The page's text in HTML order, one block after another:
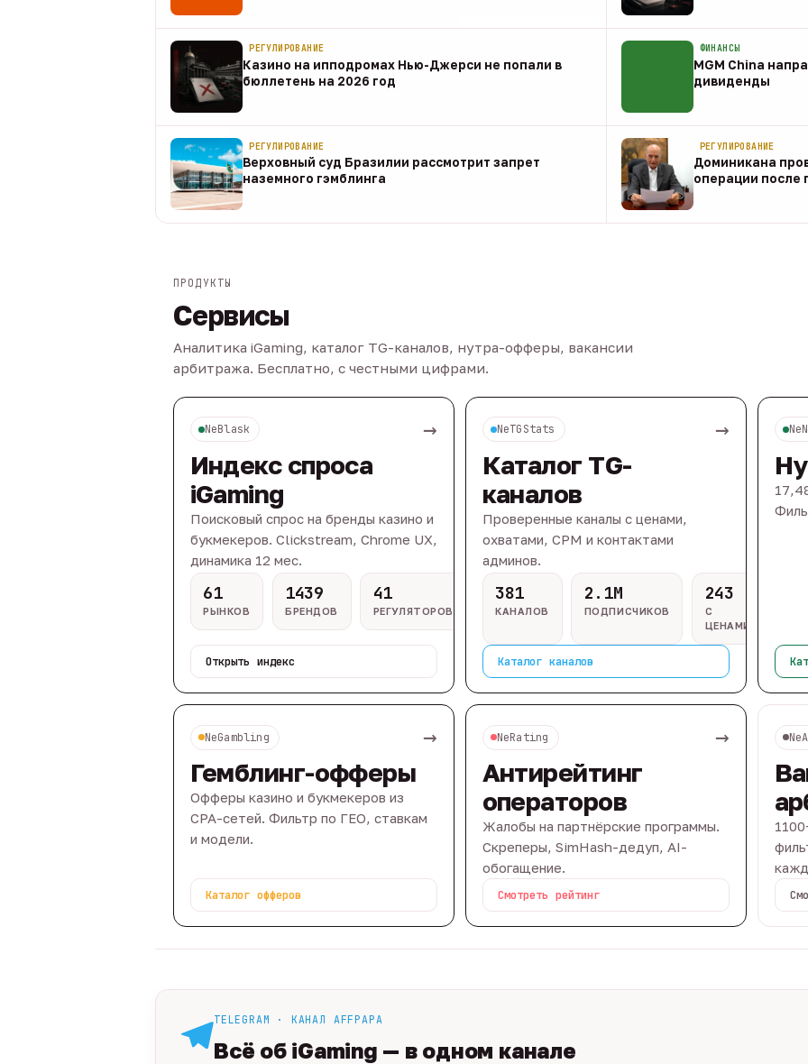
07 авг
РЕГУЛИРОВАНИЕ
Казино на ипподромах Нью-Джерси не попали в
бюллетень на 2026 год
ФИНАНСЫ
MGM China
дивиденды
07 авг
РЕГУЛИРОВАНИЕ
Верховный суд Бразилии рассмотрит запрет
наземного гэмблинга
РЕГУЛИРОВАНИЕ
Доминикана
операции после
07 авг
ПРОДУКТЫ
Сервисы
Аналитика iGaming, каталог TG-каналов, нутра-офферы, вакансии
арбитража. Бесплатно, с честными цифрами.
NeBlask →
Индекс спроса
iGaming
Поисковый спрос на бренды казино и
букмекеров. Clickstream, Chrome UX,
динамика 12 мес.
61
РЫНКОВ
1439
БРЕНДОВ
41
РЕГУЛЯТОРОВ
Открыть индекс
NeTGStats →
Каталог TG-
каналов
Проверенные каналы с ценами,
охватами, CPM и контактами
админов.
381
КАНАЛОВ
2.1M
ПОДПИСЧИКОВ
243
С
ЦЕНАМИ
Каталог каналов
NeGambling →
Гемблинг-офферы
Офферы казино и букмекеров из
CPA-сетей. Фильтр по ГЕО, ставкам
и модели.
Каталог офферов
NeRating →
Антирейтинг
операторов
Жалобы на партнёрские программы.
Скреперы, SimHash-дедуп, AI-
обогащение.
Смотреть рейтинг
TELEGRAM · КАНАЛ AFFPAPA
Всё об iGaming — в одном канале